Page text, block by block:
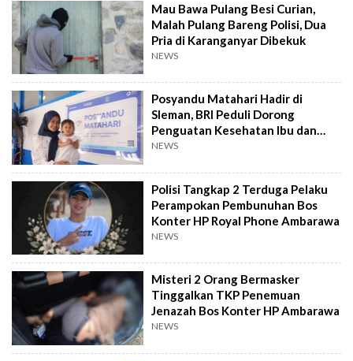
Mau Bawa Pulang Besi Curian,
Malah Pulang Bareng Polisi, Dua
Pria di Karanganyar Dibekuk
NEWS
Posyandu Matahari Hadir di
Sleman, BRI Peduli Dorong
Penguatan Kesehatan Ibu dan
Anak
NEWS
Polisi Tangkap 2 Terduga Pelaku
Perampokan Pembunuhan Bos
Konter HP Royal Phone Ambarawa
NEWS
Misteri 2 Orang Bermasker
Tinggalkan TKP Penemuan
Jenazah Bos Konter HP Ambarawa
NEWS